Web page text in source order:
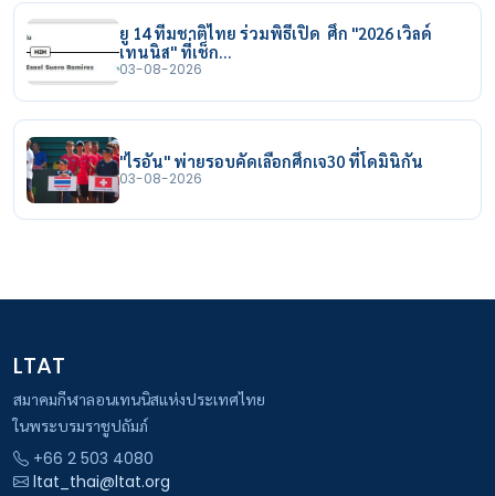
ยู 14 ทีมชาติไทย ร่วมพิธีเปิด ศึก "2026 เวิลด์
เทนนิส" ที่เช็ก…
03-08-2026
"ไรอัน" พ่ายรอบคัดเลือกศึกเจ30 ที่โดมินิกัน
03-08-2026
LTAT
สมาคมกีฬาลอนเทนนิสแห่งประเทศไทย
ในพระบรมราชูปถัมภ์
+66 2 503 4080
ltat_thai@ltat.org